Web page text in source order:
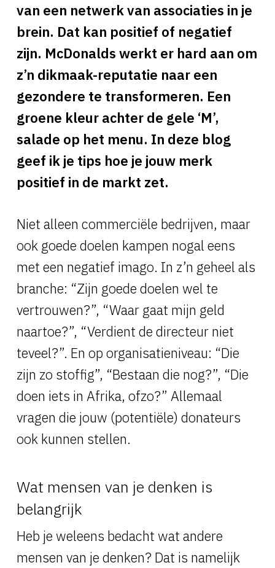
van een netwerk van associaties in je
brein. Dat kan positief of negatief
zijn. McDonalds werkt er hard aan om
z’n dikmaak-reputatie naar een
gezondere te transformeren. Een
groene kleur achter de gele ‘M’,
salade op het menu. In deze blog
geef ik je tips hoe je jouw merk
positief in de markt zet.
Niet alleen commerciële bedrijven, maar
ook goede doelen kampen nogal eens
met een negatief imago. In z’n geheel als
branche: “Zijn goede doelen wel te
vertrouwen?”, “Waar gaat mijn geld
naartoe?”, “Verdient de directeur niet
teveel?”. En op organisatieniveau: “Die
zijn zo stoffig”, “Bestaan die nog?”, “Die
doen iets in Afrika, ofzo?” Allemaal
vragen die jouw (potentiële) donateurs
ook kunnen stellen.
Wat mensen van je denken is
belangrijk
Heb je weleens bedacht wat andere
mensen van je denken? Dat is namelijk